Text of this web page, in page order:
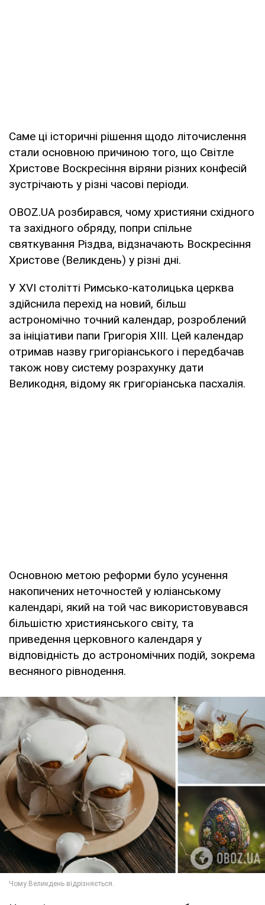
Саме ці історичні рішення щодо літочислення
стали основною причиною того, що Світле
Христове Воскресіння віряни різних конфесій
зустрічають у різні часові періоди.
OBOZ.UA розбирався, чому християни східного
та західного обряду, попри спільне
святкування Різдва, відзначають Воскресіння
Христове (Великдень) у різні дні.
У XVI столітті Римсько-католицька церква
здійснила перехід на новий, більш
астрономічно точний календар, розроблений
за ініціативи папи Григорія XIII. Цей календар
отримав назву григоріанського і передбачав
також нову систему розрахунку дати
Великодня, відому як григоріанська пасхалія.
Основною метою реформи було усунення
накопичених неточностей у юліанському
календарі, який на той час використовувався
більшістю християнського світу, та
приведення церковного календаря у
відповідність до астрономічних подій, зокрема
весняного рівнодення.